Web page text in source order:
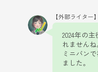
【外部ライター
2024年の
れませんね
ミニバン
ました。